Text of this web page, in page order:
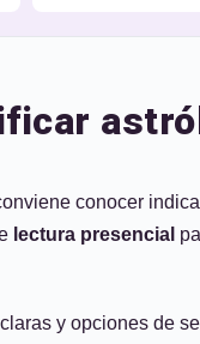
conocer
lectura presencial
y opciones de